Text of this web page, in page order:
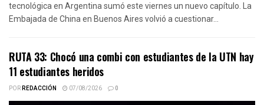
tecnológica en Argentina sumó este viernes un nuevo capítulo. La
Embajada de China en Buenos Aires volvió a cuestionar...
RUTA 33: Chocó una combi con estudiantes de la UTN hay
11 estudiantes heridos
PORREDACCIÓN 07/08/2026 0